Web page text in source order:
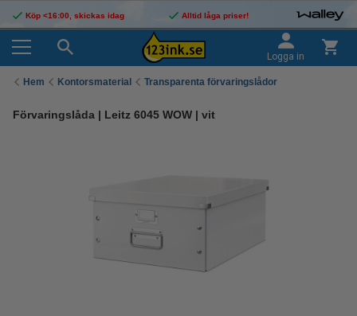
Köp <16:00, skickas idag Alltid låga priser!
Logga in
Hem Kontorsmaterial Transparenta förvaringslådor
Förvaringslåda | Leitz 6045 WOW | vit